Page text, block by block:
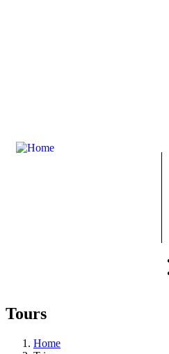
Tours
Home